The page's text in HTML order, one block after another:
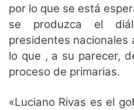
por lo que se está
se produzca el
presidentes nacionales
lo que , a su parecer,
proceso de primarias.
«Luciano Rivas es el